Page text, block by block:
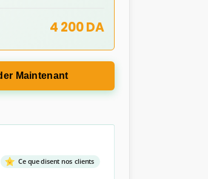
4 200 DA
Maintenant
Ce que disent nos clients